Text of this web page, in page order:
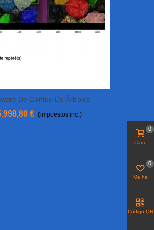
Añadir Al Carrito
De Conteo De Árboles
€ (impuestos inc.)
Carro
0
Me ha
0
Código QR